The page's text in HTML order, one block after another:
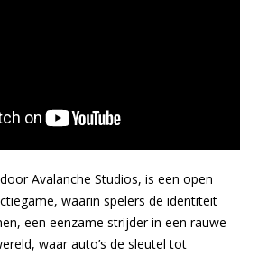
Avalanche Studios, is een open
waarin spelers de identiteit
een eenzame strijder in een rauwe
waar auto’s de sleutel tot